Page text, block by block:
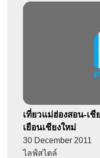
เที่ยวแม่ฮ่องสอน-เ
เยือนเชียงใหม่
30 December 2011
ไลฟ์สไตล์